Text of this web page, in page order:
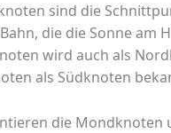
sind die
die die Sonne am
wird auch als
als Südknoten
die Mondknoten